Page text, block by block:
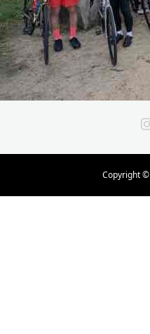
Copyright ©